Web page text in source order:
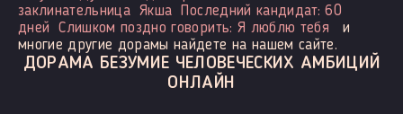
заклинательница Якша
Последний кандидат: 60
дней
Слишком поздно говорить: Я люблю тебя
и
многие другие дорамы найдете на нашем сайте.
ДОРАМА БЕЗУМИЕ ЧЕЛОВЕЧЕСКИХ АМБИЦИЙ
ОНЛАЙН